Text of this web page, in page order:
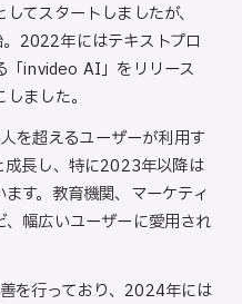
てスタートしましたが、
2022年にはテキストプロ
「invideo AI」をリリース
ました。
を超えるユーザーが利用す
成長し、特に2023年以降は
す。教育機関、マーケティ
幅広いユーザーに愛用され
を行っており、2024年には